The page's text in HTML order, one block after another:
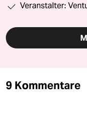
Veranstalter:
9 Kommentare